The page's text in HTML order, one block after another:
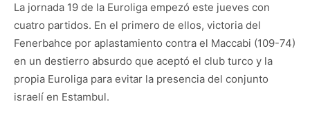
La jornada 19 de la Euroliga empezó este jueves con
cuatro partidos. En el primero de ellos, victoria del
Fenerbahce por aplastamiento contra el Maccabi (109-74)
en un destierro absurdo que aceptó el club turco y la
propia Euroliga para evitar la presencia del conjunto
israelí en Estambul.